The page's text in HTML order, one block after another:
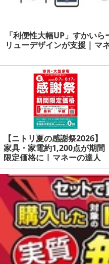
「利便性大幅UP」すかい
リューデザインが支援 | マ
【ニトリ夏の感謝祭2026】
家具・家電約1,200点が期間
限定価格に | マネーの達人